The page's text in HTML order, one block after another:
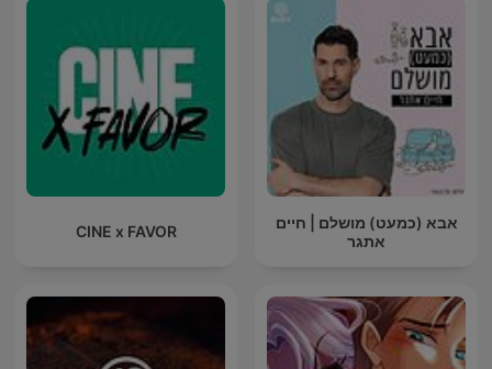
CINE x FAVOR
אבא (כמעט) מושלם | חיים
אתגר